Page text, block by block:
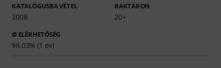
KATALÓGUSBA VÉTEL
2008
RAKTÁRON
20+
Ø ELÉRHETŐSÉG
98.03% (1 év)